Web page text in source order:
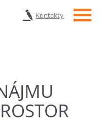
Kontakty Menu